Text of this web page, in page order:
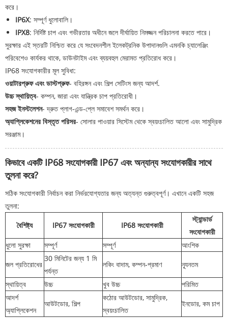
করে।
IP6X: সম্পূর্ণ ধুলোবালি।
IPX8: নির্দিষ্ট চাপ এবং গভীরতার অধীনে জলে দীর্ঘায়িত নিমজ্জন পরিচালনা করতে পারে।
সুরক্ষার এই স্তরটি নিশ্চিত করে যে সংবেদনশীল ইলেকট্রনিক উপাদানগুলি এমনকি চ্যালেঞ্জিং
পরিবেশেও কার্যকর থাকে, ডাউনটাইম এবং ব্যয়বহুল মেরামত প্রতিরোধ করে।
IP68 সংযোগকারীর মূল সুবিধা:
ওয়াটারপ্রুফ এবং ডাস্টপ্রুফ- বহিরঙ্গন এবং শিল্প সেটিংস জন্য আদর্শ.
উচ্চ স্থায়িত্ব- কম্পন, জারা এবং যান্ত্রিক চাপ প্রতিরোধী।
সহজ ইনস্টলেশন- দ্রুত প্লাগ-এন্ড-প্লে সমাবেশ সমর্থন করে।
অ্যাপ্লিকেশনের বিস্তৃত পরিসর- সোলার পাওয়ার সিস্টেম থেকে স্বয়ংচালিত আলো এবং সামুদ্রিক
সরঞ্জাম।
কিভাবে একটি IP68 সংযোগকারী IP67 এবং অন্যান্য সংযোগকারীর সাথে
তুলনা করে?
সঠিক সংযোগকারী নির্বাচন করা নির্ভরযোগ্যতার জন্য অত্যন্ত গুরুত্বপূর্ণ। এখানে একটি সহজ
তুলনা:
বৈশিষ্ট্য
IP67 সংযোগকারী IP68 সংযোগকারী
স্ট্যান্ডার্ড
সংযোগকারী
ধুলো সুরক্ষা
সম্পূর্ণ সম্পূর্ণ
আংশিক
জল প্রতিরোধের
30 মিনিটের জন্য 1 মি
পর্যন্ত
লকিং বাদাম, কম্পন-প্রমাণ ন্যূনতম
স্থায়িত্ব উচ্চ খুব উচ্চ
পরিমিত
আদর্শ
অ্যাপ্লিকেশন
আউটডোর, শিল্প
কঠোর আউটডোর, সামুদ্রিক,
স্বয়ংচালিত
ইনডোর, কম চাপ